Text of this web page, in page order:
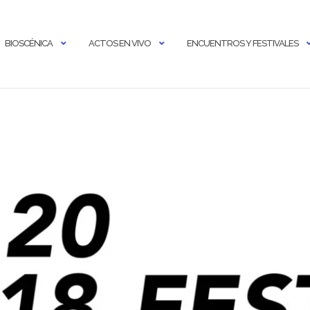
BIOSCÉNICA ACTOS EN VIVO ENCUENTROS Y FESTIVALES